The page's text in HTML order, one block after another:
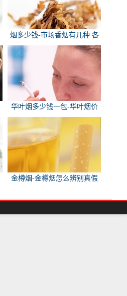
烟多少钱-市场香烟有几种 各
多少钱一包
华叶烟多少钱一包-华叶烟价
格多少钱一包
金樽烟-金樽烟怎么辨别真假